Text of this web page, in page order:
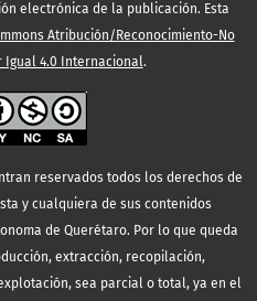
electrónica de la publicación. Esta
Atribución/Reconocimiento-No
Igual 4.0 Internacional.
reservados todos los derechos de
y cualquiera de sus contenidos
de Querétaro. Por lo que queda
extracción, recopilación,
sea parcial o total, ya en el